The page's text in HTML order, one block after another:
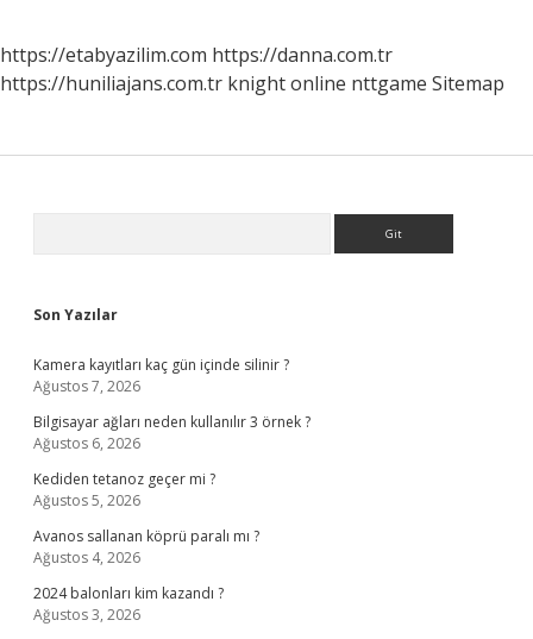
https://etabyazilim.com https://danna.com.tr
https://huniliajans.com.tr knight online nttgame Sitemap
Son Yazılar
Kamera kayıtları kaç gün içinde silinir ?
Ağustos 7, 2026
Bilgisayar ağları neden kullanılır 3 örnek ?
Ağustos 6, 2026
Kediden tetanoz geçer mi ?
Ağustos 5, 2026
Avanos sallanan köprü paralı mı ?
Ağustos 4, 2026
2024 balonları kim kazandı ?
Ağustos 3, 2026